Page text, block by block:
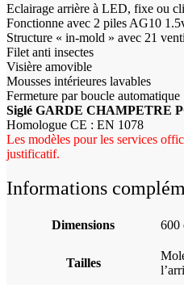
Eclairage arrière à LED, fixe ou
Fonctionne avec 2 piles AG10
Structure « in-mold » avec 21
Filet anti insectes
Visière amovible
Mousses intérieures lavables
Fermeture par boucle automatique
Siglé GARDE CHAMPETRE
Homologue CE : EN 1078
Les modèles pour les services
justificatif.
Informations
Dimensions 600
Tailles